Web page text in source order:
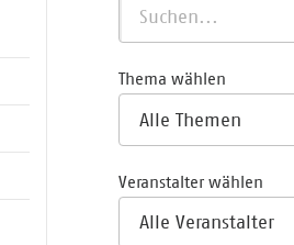
Thema wählen
Veranstalter wählen